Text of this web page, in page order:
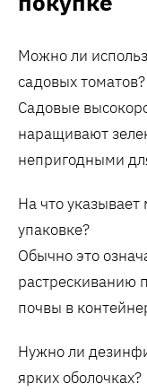
Можно ли
садовых томатов?
Садовые
наращивают
непригодными
На что
упаковке?
Обычно это
растрескиванию
почвы в
Нужно ли
ярких оболочках?